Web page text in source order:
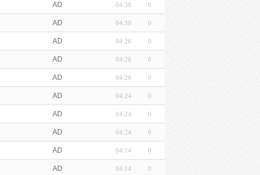
AD 04:30 0
AD 04:30 0
AD 04:26 0
AD 04:26 0
AD 04:26 0
AD 04:24 0
AD 04:24 0
AD 04:24 0
AD 04:14 0
AD 04:14 0